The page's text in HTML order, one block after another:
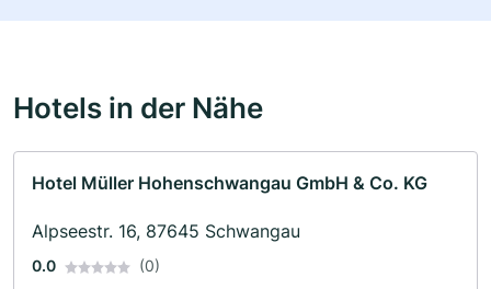
Hotels in der Nähe
Hotel Müller Hohenschwangau GmbH & Co. KG
Alpseestr. 16, 87645 Schwangau
0.0 (0)